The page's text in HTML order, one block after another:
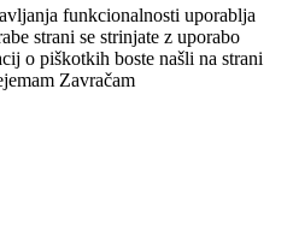
funkcionalnosti uporablja
strani se strinjate z uporabo
o piškotkih boste našli na strani
Zavračam